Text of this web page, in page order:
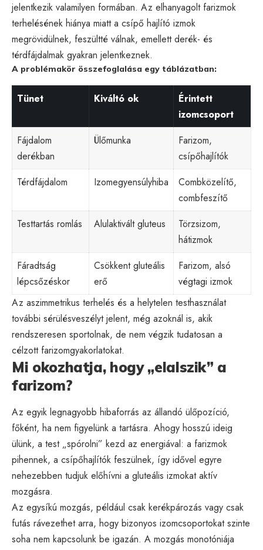
jelentkezik valamilyen formában. Az elhanyagolt farizmok
terhelésének hiánya miatt a csípő hajlító izmok
megrövidülnek, feszültté válnak, emellett derék- és
térdfájdalmak gyakran jelentkeznek.
A problémakör összefoglalása egy táblázatban:
Tünet Kiváltó ok
Érintett
izomcsoport
Fájdalom
derékban
Ülőmunka
Farizom,
csípőhajlítók
Térdfájdalom
Izomegyensúlyhiba
Combközelítő,
combfeszítő
Testtartás romlás
Alulaktivált gluteus
Törzsizom,
hátizmok
Fáradtság
lépcsőzéskor
Csökkent gluteális
erő
Farizom, alsó
végtagi izmok
Az aszimmetrikus terhelés és a helytelen testhasználat
további sérülésveszélyt jelent, még azoknál is, akik
rendszeresen sportolnak, de nem végzik tudatosan a
célzott farizomgyakorlatokat.
Mi okozhatja, hogy „elalszik” a
farizom?
Az egyik legnagyobb hibaforrás az állandó ülőpozíció,
főként, ha nem figyelünk a tartásra. Ahogy hosszú ideig
ülünk, a test „spórolni” kezd az energiával: a farizmok
pihennek, a csípőhajlítók feszülnek, így idővel egyre
nehezebben tudjuk előhívni a gluteális izmokat aktív
mozgásra.
Az egysíkú mozgás, például csak kerékpározás vagy csak
futás rávezethet arra, hogy bizonyos izomcsoportokat szinte
soha nem kapcsolunk be igazán. A mozgás monotóniája